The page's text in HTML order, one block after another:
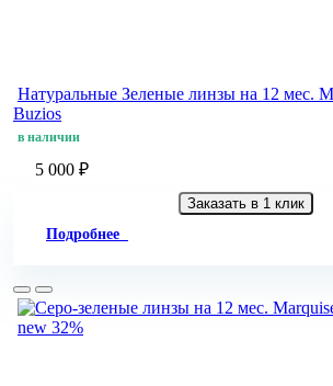
Натуральные Зеленые линзы на 12 мес.
Buzios
в наличии
5 000 ₽
Заказать в 1 клик
Подробнее
new 32%